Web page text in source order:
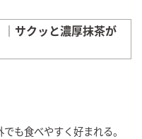
サクッと濃厚抹茶が
も食べやすく好まれる。